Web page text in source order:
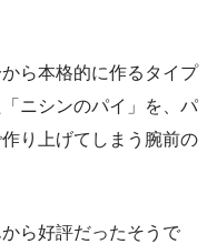
ら本格的に作るタイプ
ニシンのパイ」を、パ
り上げてしまう腕前の
ら好評だったそうで